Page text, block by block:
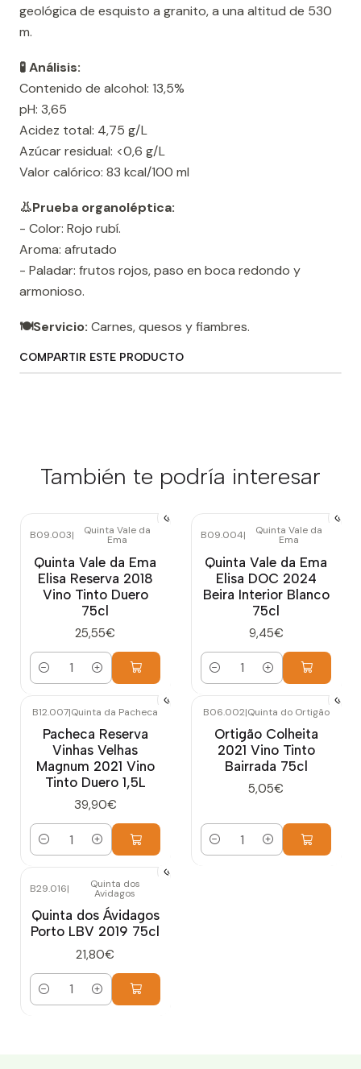
geológica de esquisto a granito, a una altitud de 530
m.
🧪 Análisis:
Contenido de alcohol: 13,5%
pH: 3,65
Acidez total: 4,75 g/L
Azúcar residual: <0,6 g/L
Valor calórico: 83 kcal/100 ml
👃Prueba organoléptica:
- Color: Rojo rubí.
Aroma: afrutado
- Paladar: frutos rojos, paso en boca redondo y
armonioso.
🍽️Servicio: Carnes, quesos y fiambres.
COMPARTIR ESTE PRODUCTO
También te podría interesar
B09.003| Quinta Vale da
Ema
Quinta Vale da Ema
Elisa Reserva 2018
Vino Tinto Duero
75cl
25,55€
Cantidad
B09.004| Quinta Vale da
Ema
Quinta Vale da Ema
Elisa DOC 2024
Beira Interior Blanco
75cl
9,45€
Cantidad
B12.007|Quinta da Pacheca
Pacheca Reserva
Vinhas Velhas
Magnum 2021 Vino
Tinto Duero 1,5L
39,90€
Cantidad
B06.002|Quinta do Ortigão
Ortigão Colheita
2021 Vino Tinto
Bairrada 75cl
5,05€
Cantidad
B29.016| Quinta dos
Avidagos
Quinta dos Ávidagos
Porto LBV 2019 75cl
21,80€
Cantidad